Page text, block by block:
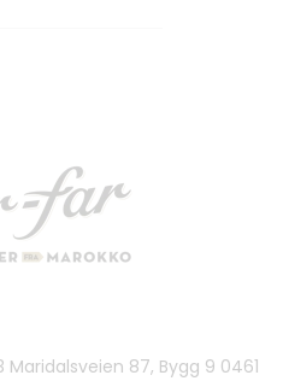
87, Bygg 9 0461